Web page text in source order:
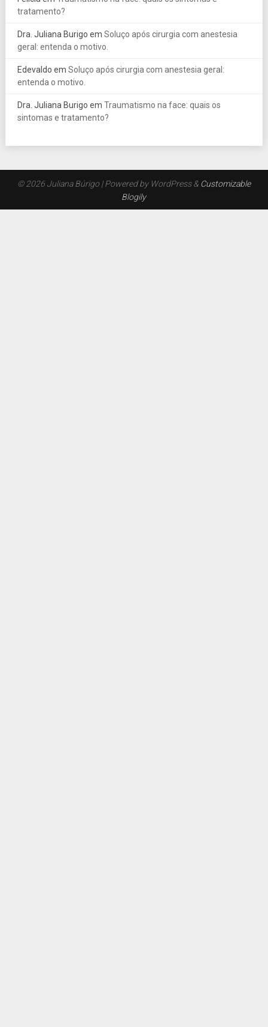
tratamento?
Dra. Juliana Burigo em Soluço após cirurgia com anestesia
geral: entenda o motivo.
Edevaldo em Soluço após cirurgia com anestesia geral:
entenda o motivo.
Dra. Juliana Burigo em Traumatismo na face: quais os
sintomas e tratamento?
© 2026 Juliana Búrigo| Powered by WordPress & Customizable
Blogily